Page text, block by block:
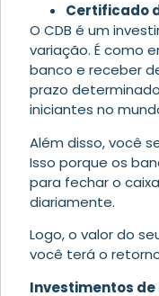
Certificado
O CDB é um
variação. É como
banco e receber
prazo
iniciantes no
Além disso, você
Isso porque os
para fechar o
diariamente.
Logo, o valor do
você terá o
Investimentos